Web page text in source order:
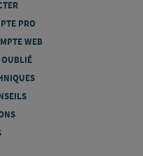
PRO
WEB
OUBLIÉ